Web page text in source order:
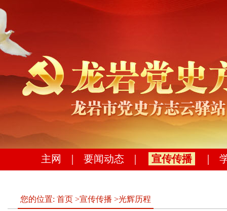
主网 要闻动态 宣传传播
您的位置: 首页 >宣传传播 >光辉历程